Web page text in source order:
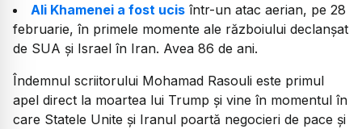
Ali Khamenei a fost ucis într-un atac aerian, pe 28
februarie, în primele momente ale războiului declanșat
de SUA și Israel în Iran. Avea 86 de ani.
Îndemnul scriitorului Mohamad Rasouli este primul
apel direct la moartea lui Trump și vine în momentul în
care Statele Unite și Iranul poartă negocieri de pace și